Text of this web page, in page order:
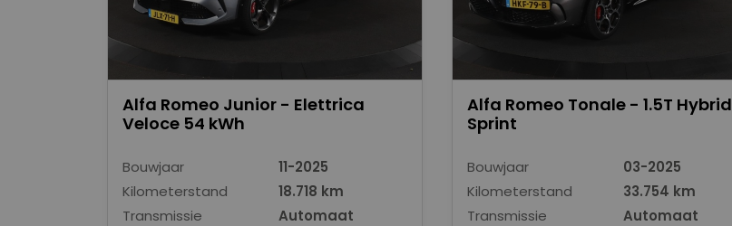
Alfa Romeo Junior - Elettrica
Veloce 54 kWh
Bouwjaar
11-2025
Kilometerstand
18.718 km
Transmissie
Automaat
Alfa Romeo Tonale - 1.5T Hybrid
Sprint
Bouwjaar
03-2025
Kilometerstand
33.754 km
Transmissie
Automaat